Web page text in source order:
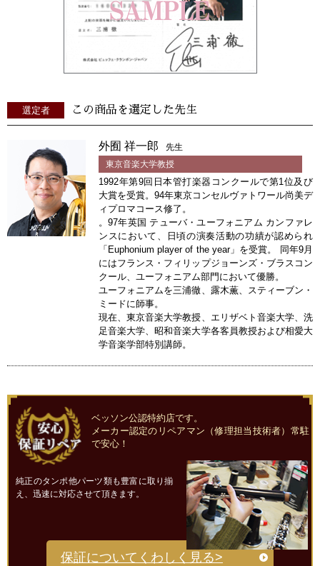
選定者 この商品を選定した先生
外囿 祥一郎
先生
東京音楽大学教授
1992年第9回日本管打楽器コンクールで第1位及び
大賞を受賞。94年東京コンセルヴァトワール尚美デ
ィプロマコース修了。
。97年英国 テューバ・ユーフォニアム カンファレ
ンスにおいて、日頃の演奏活動の功績が認められ
「Euphonium player of the year」を受賞。 同年9月
にはフランス・フィリップジョーンズ・ブラスコン
クール、ユーフォニアム部門において優勝。
ユーフォニアムを三浦徹、露木薫、スティーブン・
ミードに師事。
現在、東京音楽大学教授、エリザベト音楽大学、洗
足音楽大学、昭和音楽大学各客員教授および相愛大
学音楽学部特別講師。
ベッソン公認特約店です。
メーカー認定のリペアマン（修理担当技術者）常駐
で安心！
純正のタンポ他パーツ類も豊富に取り揃
え、迅速に対応させて頂きます。
保証についてくわしく見る>